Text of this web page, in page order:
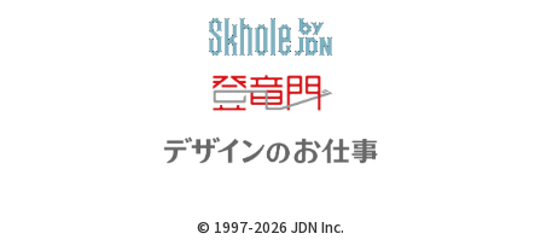
© 1997-2026 JDN Inc.